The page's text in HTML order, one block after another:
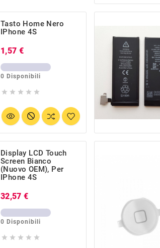
Tasto Home Nero
IPhone 4S
1,57 €
0 Disponibili
    
Display LCD Touch
Screen Bianco
(Nuovo OEM), Per
IPhone 4S
32,57 €
0 Disponibili
    